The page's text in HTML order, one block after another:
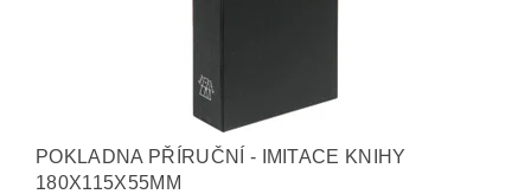
POKLADNA PŘÍRUČNÍ - IMITACE KNIHY
180X115X55MM